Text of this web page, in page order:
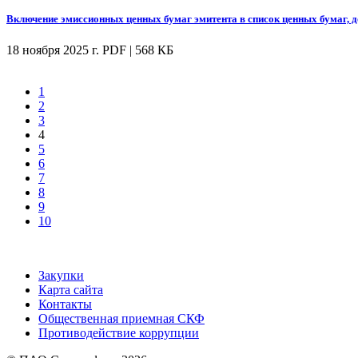
Включение эмиссионных ценных бумаг эмитента в список ценных бумаг,
18 ноября 2025 г. PDF | 568 КБ
1
2
3
4
5
6
7
8
9
10
Закупки
Карта сайта
Контакты
Общественная приемная СКФ
Противодействие коррупции